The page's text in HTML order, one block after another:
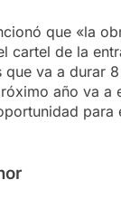
que «la
cartel de la
va a durar
año va a
para